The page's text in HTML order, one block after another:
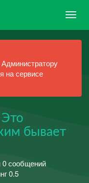
на сервисе
бывает
0 сообщений
0.5